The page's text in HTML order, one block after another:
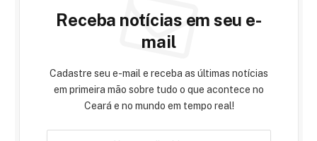
Receba notícias em seu e-
mail
Cadastre seu e-mail e receba as últimas notícias
em primeira mão sobre tudo o que acontece no
Ceará e no mundo em tempo real!